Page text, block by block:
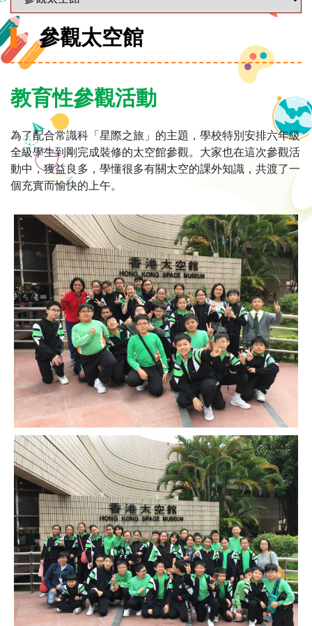
參觀太空館
教育性參觀活動
為了配合常識科「星際之旅」的主題，學校特別安排六年級
全級學生到剛完成裝修的太空館參觀。大家也在這次參觀活
動中，獲益良多，學懂很多有關太空的課外知識，共渡了一
個充實而愉快的上午。